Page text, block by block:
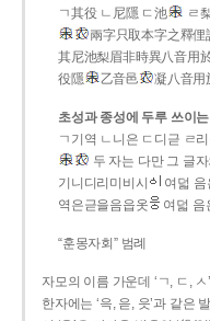
ㄱ其役 ㄴ尼隱 ㄷ池
ㄹ
兩字只取本字之釋俚
其尼池梨眉非時異八音用
役隱
乙音邑 凝八音用
초성과 종성에 두루 쓰이
ㄱ기역 ㄴ니은 ㄷ디귿 ㄹ
두 자는 다만 그 글
기니디리미비시
여덟 음
역은귿을음읍옷
여덟 음
“훈몽자회” 범례
자모의 이름 가운데 ‘ㄱ, ㄷ,
한자에는 ‘윽, 읃, 읏’과 같은